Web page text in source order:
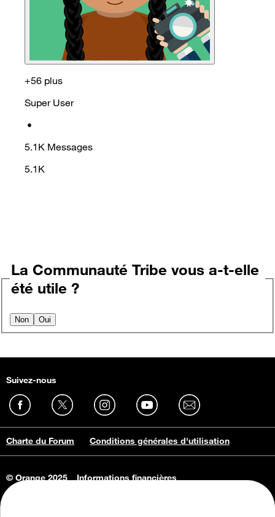
+56 plus
Super User
•
5.1K Messages
5.1K
La Communauté Tribe vous a-t-elle
été utile ?
Non Oui
Suivez-nous
Charte du Forum Conditions générales d'utilisation
© Orange 2025
Informations financières